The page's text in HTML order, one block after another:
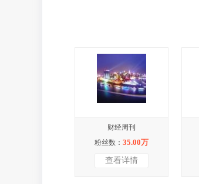
财经周刊
粉丝数： 35.00万
查看详情